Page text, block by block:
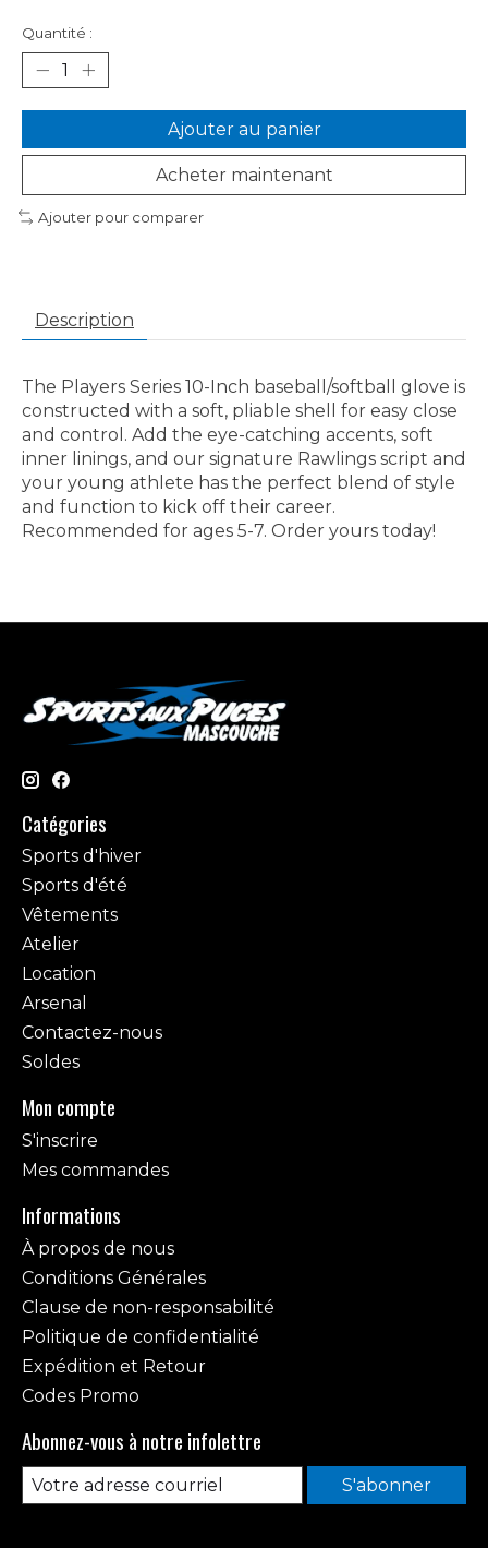
Quantité :
Ajouter au panier
Acheter maintenant
Ajouter pour comparer
Description
The Players Series 10-Inch baseball/softball glove is
constructed with a soft, pliable shell for easy close
and control. Add the eye-catching accents, soft
inner linings, and our signature Rawlings script and
your young athlete has the perfect blend of style
and function to kick off their career.
Recommended for ages 5-7. Order yours today!
Catégories
Sports d'hiver
Sports d'été
Vêtements
Atelier
Location
Arsenal
Contactez-nous
Soldes
Mon compte
S'inscrire
Mes commandes
Informations
À propos de nous
Conditions Générales
Clause de non-responsabilité
Politique de confidentialité
Expédition et Retour
Codes Promo
Abonnez-vous à notre infolettre
S'abonner